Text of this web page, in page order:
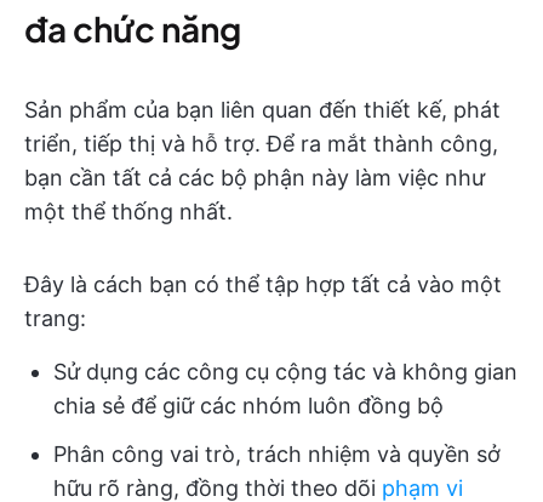
đa chức năng
Sản phẩm của bạn liên quan đến thiết kế, phát
triển, tiếp thị và hỗ trợ. Để ra mắt thành công,
bạn cần tất cả các bộ phận này làm việc như
một thể thống nhất.
Đây là cách bạn có thể tập hợp tất cả vào một
trang:
Sử dụng các công cụ cộng tác và không gian
chia sẻ để giữ các nhóm luôn đồng bộ
Phân công vai trò, trách nhiệm và quyền sở
hữu rõ ràng, đồng thời theo dõi phạm vi